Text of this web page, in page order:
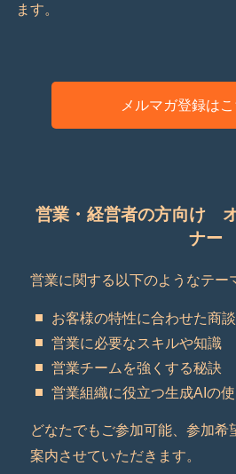
ます。
メルマガ登録は
営業・経営者の方向け
ナー
営業に関する以下のようなテー
お客様の特性に合わせた商
営業に必要なスキルや知識
営業チームを強くする秘訣
営業組織に役立つ生成AIの
どなたでもご参加可能、参加希
案内させていただきます。